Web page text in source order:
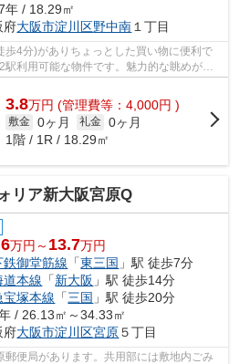
年 / 18.29㎡
府大阪市淀川区野中南 １丁目
歩4分)がありちょっとした買い物に便利で
利用可能な物件です。魅力的な眺めが楽
3.8万円 (管理費等：4,000円 )
敷金 0ヶ月 礼金 0ヶ月
1階 / 1R / 18.29㎡
リア新大阪宮原Q
万円～ 13.7万円
鉄御堂筋線 「東三国 」駅 徒歩7分
道本線 「新大阪 」駅 徒歩14分
宝塚本線 「三国 」駅 徒歩20分
/ 26.13㎡～34.33㎡
府大阪市淀川区宮原５丁目
便局があります。共用部には敷地内ごみ